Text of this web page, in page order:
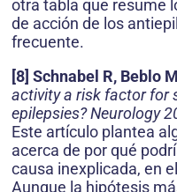
otra tabla que resume
de acción de los
frecuente.
[8] Schnabel R, Beblo
activity a risk factor for
epilepsies? Neurology
Este artículo plantea
acerca de por qué
causa inexplicada, en
Aunque la hipótesis